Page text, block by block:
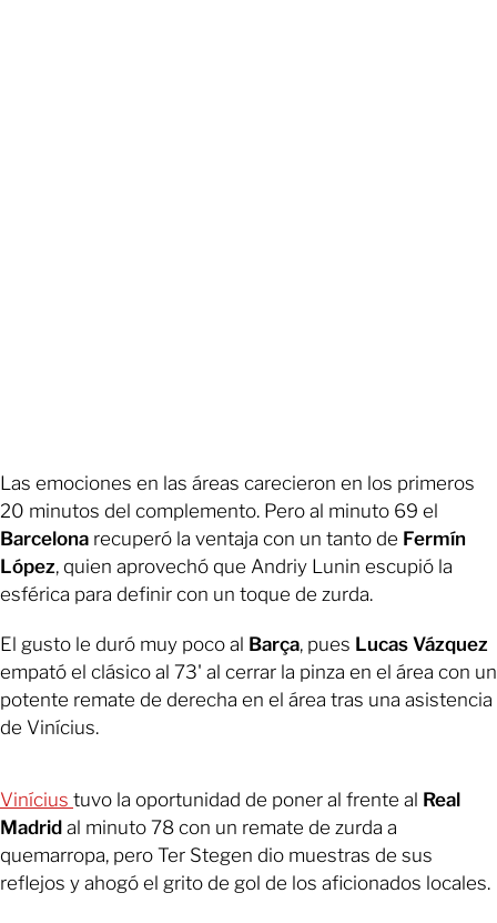
Las emociones en las áreas carecieron en los primeros
20 minutos del complemento. Pero al minuto 69 el
Barcelona recuperó la ventaja con un tanto de Fermín
López, quien aprovechó que Andriy Lunin escupió la
esférica para definir con un toque de zurda.
El gusto le duró muy poco al Barça, pues Lucas Vázquez
empató el clásico al 73' al cerrar la pinza en el área con un
potente remate de derecha en el área tras una asistencia
de Vinícius.
Vinícius tuvo la oportunidad de poner al frente al Real
Madrid al minuto 78 con un remate de zurda a
quemarropa, pero Ter Stegen dio muestras de sus
reflejos y ahogó el grito de gol de los aficionados locales.